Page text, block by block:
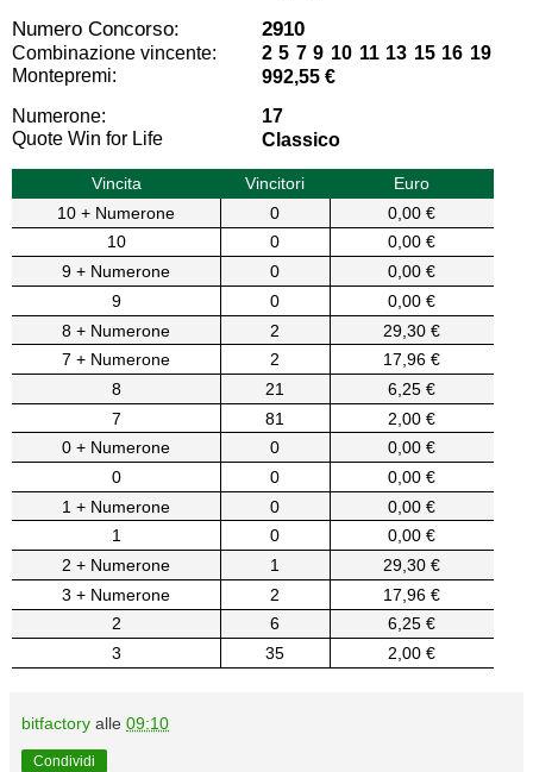
Numero Concorso: 2910
Combinazione vincente:
2 5 7 9 10 11 13 15 16 19
Montepremi:
992,55 €
Numerone:
17
Quote Win for Life
Classico
Vincita Vincitori
Euro
10 + Numerone
0
0,00 €
10
0
0,00 €
9 + Numerone
0
0,00 €
9
0
0,00 €
8 + Numerone
2
29,30 €
7 + Numerone
2
17,96 €
8
21
6,25 €
7
81
2,00 €
0 + Numerone
0
0,00 €
0
0
0,00 €
1 + Numerone
0
0,00 €
1
0
0,00 €
2 + Numerone
1
29,30 €
3 + Numerone
2
17,96 €
2
6
6,25 €
3
35 2,00 €
bitfactory alle 09:10
Condividi